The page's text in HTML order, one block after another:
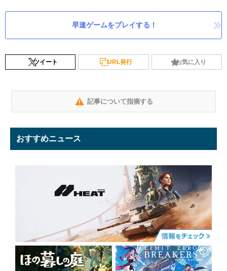
早速ゲームをプレイする！
ツイート URL発行 お気に入り
記事について指摘する
おすすめニュース